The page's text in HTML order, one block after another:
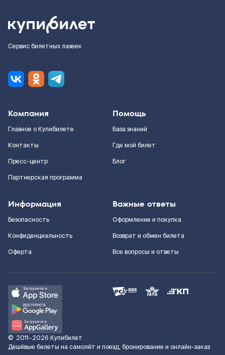
Сервис билетных лазеек
Компания
Главное о Купибилете
Контакты
Пресс-центр
Партнерская программа
Помощь
База знаний
Где мой билет
Блог
Информация
Безопасность
Конфиденциальность
Оферта
Важные ответы
Оформление и покупка
Возврат и обмен билета
Все вопросы и ответы
© 2011–2026 Купибилет
Дешёвые билеты на самолёт и поезд, бронирование и онлайн-заказ